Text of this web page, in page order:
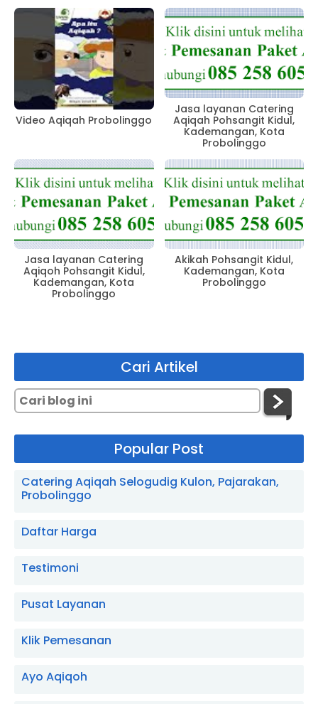
Video Aqiqah Probolinggo
Jasa layanan Catering
Aqiqah Pohsangit Kidul,
Kademangan, Kota
Probolinggo
Jasa layanan Catering
Aqiqoh Pohsangit Kidul,
Kademangan, Kota
Probolinggo
Akikah Pohsangit Kidul,
Kademangan, Kota
Probolinggo
Cari Artikel
Popular Post
Catering Aqiqah Selogudig Kulon, Pajarakan,
Probolinggo
Daftar Harga
Testimoni
Pusat Layanan
Klik Pemesanan
Ayo Aqiqoh